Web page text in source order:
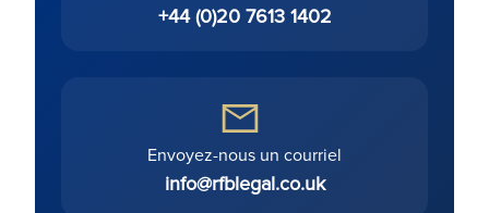
+44 (0)20 7613 1402
Envoyez-nous un courriel
info@rfblegal.co.uk